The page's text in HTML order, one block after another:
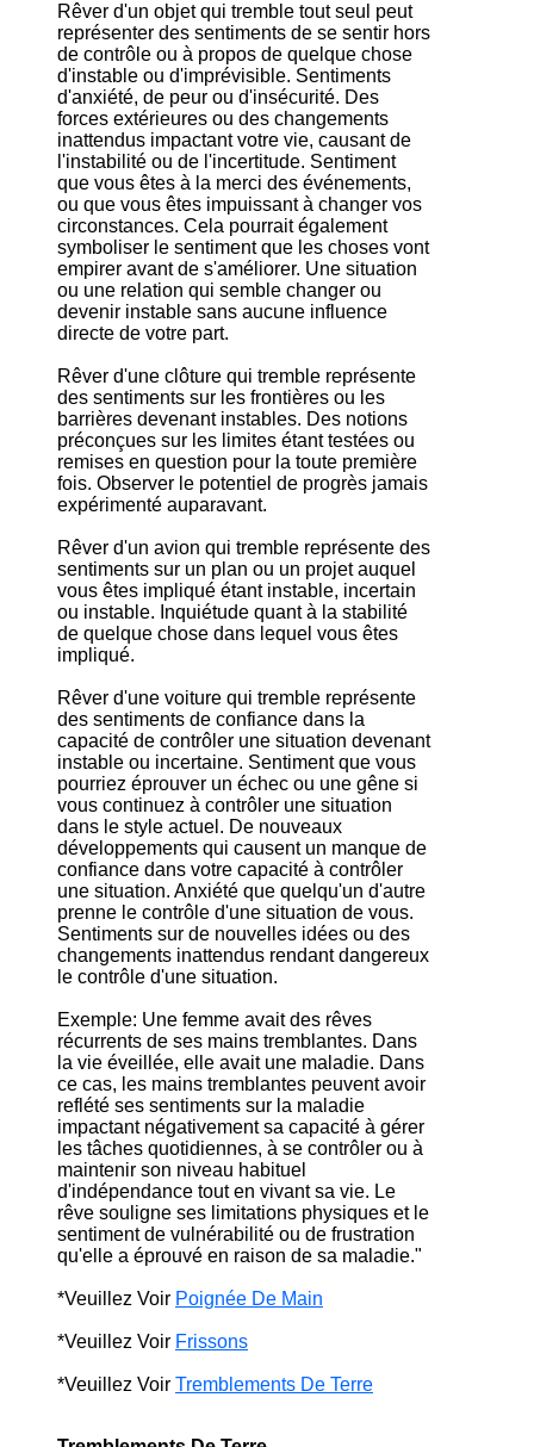
Rêver d'un objet qui tremble tout seul peut
représenter des sentiments de se sentir hors
de contrôle ou à propos de quelque chose
d'instable ou d'imprévisible. Sentiments
d'anxiété, de peur ou d'insécurité. Des
forces extérieures ou des changements
inattendus impactant votre vie, causant de
l'instabilité ou de l'incertitude. Sentiment
que vous êtes à la merci des événements,
ou que vous êtes impuissant à changer vos
circonstances. Cela pourrait également
symboliser le sentiment que les choses vont
empirer avant de s'améliorer. Une situation
ou une relation qui semble changer ou
devenir instable sans aucune influence
directe de votre part.
Rêver d'une clôture qui tremble représente
des sentiments sur les frontières ou les
barrières devenant instables. Des notions
préconçues sur les limites étant testées ou
remises en question pour la toute première
fois. Observer le potentiel de progrès jamais
expérimenté auparavant.
Rêver d'un avion qui tremble représente des
sentiments sur un plan ou un projet auquel
vous êtes impliqué étant instable, incertain
ou instable. Inquiétude quant à la stabilité
de quelque chose dans lequel vous êtes
impliqué.
Rêver d'une voiture qui tremble représente
des sentiments de confiance dans la
capacité de contrôler une situation devenant
instable ou incertaine. Sentiment que vous
pourriez éprouver un échec ou une gêne si
vous continuez à contrôler une situation
dans le style actuel. De nouveaux
développements qui causent un manque de
confiance dans votre capacité à contrôler
une situation. Anxiété que quelqu'un d'autre
prenne le contrôle d'une situation de vous.
Sentiments sur de nouvelles idées ou des
changements inattendus rendant dangereux
le contrôle d'une situation.
Exemple: Une femme avait des rêves
récurrents de ses mains tremblantes. Dans
la vie éveillée, elle avait une maladie. Dans
ce cas, les mains tremblantes peuvent avoir
reflété ses sentiments sur la maladie
impactant négativement sa capacité à gérer
les tâches quotidiennes, à se contrôler ou à
maintenir son niveau habituel
d'indépendance tout en vivant sa vie. Le
rêve souligne ses limitations physiques et le
sentiment de vulnérabilité ou de frustration
qu'elle a éprouvé en raison de sa maladie."
*Veuillez Voir Poignée De Main
*Veuillez Voir Frissons
*Veuillez Voir Tremblements De Terre